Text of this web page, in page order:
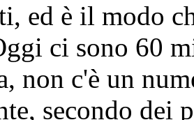
ed è il modo
ci sono 60
non c'è un
secondo dei